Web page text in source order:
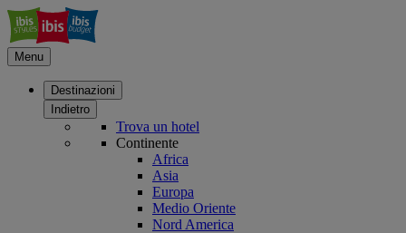
Menu
Destinazioni
Indietro
Trova un hotel
Continente
Africa
Asia
Europa
Medio Oriente
Nord America